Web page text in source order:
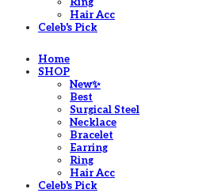
Hair Acc
Celeb's Pick
Home
SHOP
New✨
Best
Surgical Steel
Necklace
Bracelet
Earring
Ring
Hair Acc
Celeb's Pick